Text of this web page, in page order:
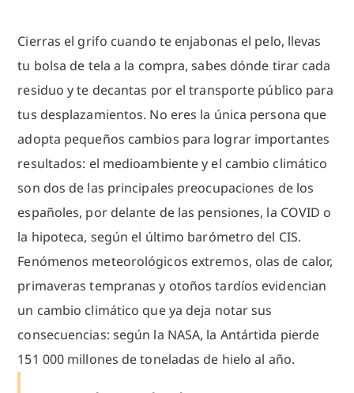
Cierras el grifo cuando te enjabonas el pelo, llevas
tu bolsa de tela a la compra, sabes dónde tirar cada
residuo y te decantas por el transporte público para
tus desplazamientos. No eres la única persona que
adopta pequeños cambios para lograr importantes
resultados: el medioambiente y el cambio climático
son dos de las principales preocupaciones de los
españoles, por delante de las pensiones, la COVID o
la hipoteca, según el último barómetro del CIS.
Fenómenos meteorológicos extremos, olas de calor,
primaveras tempranas y otoños tardíos evidencian
un cambio climático que ya deja notar sus
consecuencias: según la NASA, la Antártida pierde
151 000 millones de toneladas de hielo al año.